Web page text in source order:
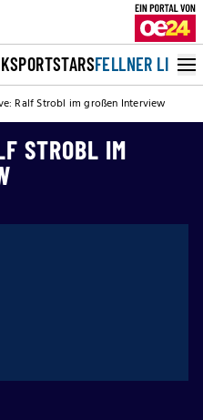
SPORTSTARSFELLNER LIVE
Ralf Strobl im großen Interview
STROBL IM